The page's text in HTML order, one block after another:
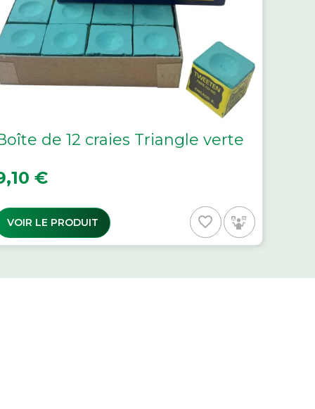
de 12 craies Triangle verte
€
VOIR LE PRODUIT favorite_border